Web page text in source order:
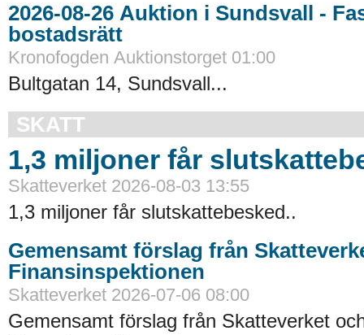
2026-08-26 Auktion i Sundsvall - Fastigheter och
bostadsrätt
Kronofogden Auktionstorget 01:00
Bultgatan 14, Sundsvall...
SKATT
1,3 miljoner får
Skatteverket 2026-08-03 13:55
1,3 miljoner får slutskattebesked..
Gemensamt förslag från
Finansinspektionen
Skatteverket 2026-07-06 08:00
Gemensamt förslag från Skatteverket